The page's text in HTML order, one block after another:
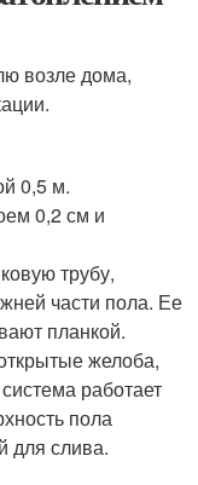
возле дома,
0,5 м.
0,2 см и
трубу,
части пола. Ее
планкой.
желоба,
работает
пола
для слива.